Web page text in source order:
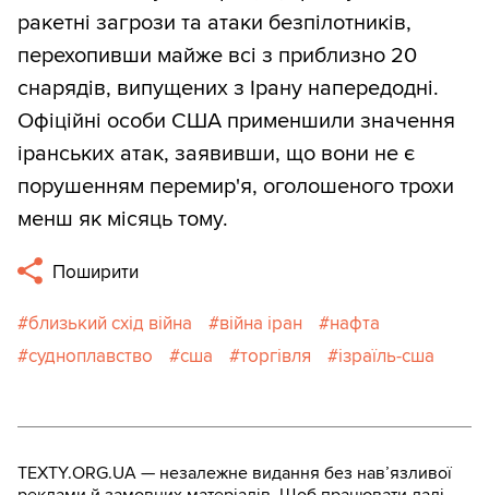
ракетні загрози та атаки безпілотників,
перехопивши майже всі з приблизно 20
снарядів, випущених з Ірану напередодні.
Офіційні особи США применшили значення
іранських атак, заявивши, що вони не є
порушенням перемир'я, оголошеного трохи
менш як місяць тому.
Поширити
близький схід війна війна іран
нафта
судноплавство
сша торгівля ізраїль-сша
TEXTY.ORG.UA — незалежне видання без навʼязливої